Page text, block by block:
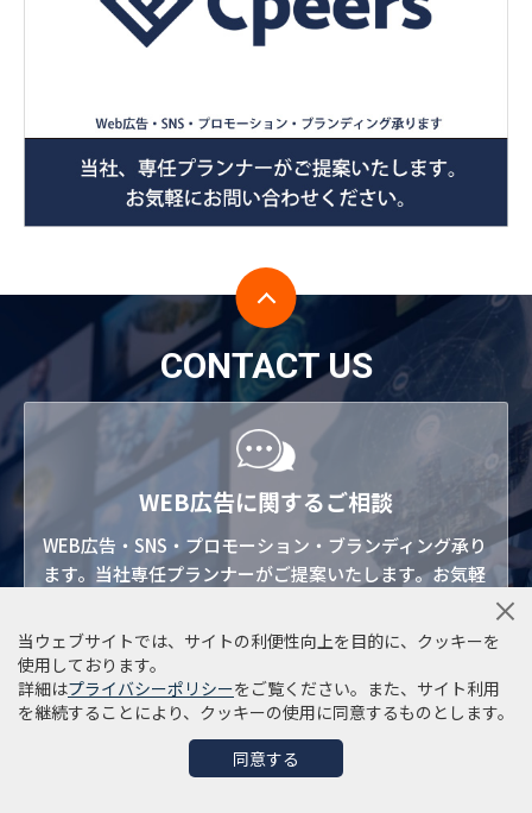
CONTACT US
WEB広告に関するご相談
WEB広告・SNS・プロモーション・ブランディング承り
ます。当社専任プランナーがご提案いたします。お気軽
無料メールマガジン登録
当ウェブサイトでは、サイトの利便性向上を目的に、クッキーを
使用しております。
詳細はプライバシーポリシーをご覧ください。また、サイト利用
を継続することにより、クッキーの使用に同意するものとします。
同意する